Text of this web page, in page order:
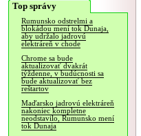
Top správy
Rumunsko odstrelmi a
blokádou mení tok Dunaja,
aby udržalo jadrovú
elektráreň v chode
Chrome sa bude
aktualizovať dvakrát
týždenne, v budúcnosti sa
bude aktualizovať bez
reštartov
Maďarsko jadrovú elektráreň
nakoniec kompletne
neodstavilo, Rumunsko mení
tok Dunaja